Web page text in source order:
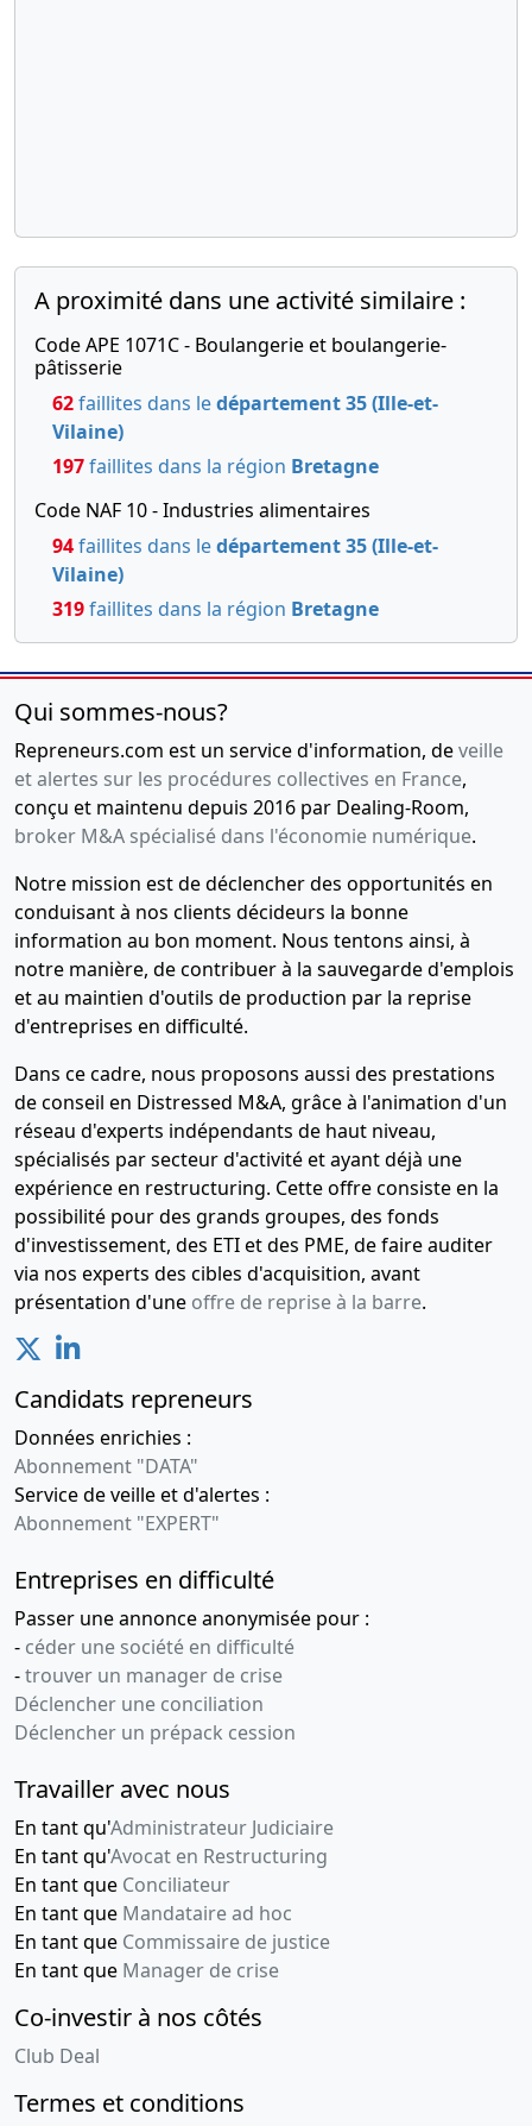
A proximité dans une activité similaire :
Code APE 1071C - Boulangerie et boulangerie-
pâtisserie
62faillites dans ledépartement 35 (Ille-et-
Vilaine)
197faillites dans la région Bretagne
Code NAF 10 - Industries alimentaires
94faillites dans ledépartement 35 (Ille-et-
Vilaine)
319faillites dans la région Bretagne
Qui sommes-nous?
Repreneurs.com est un service d'information, deveille
et alertes sur les procédures collectives en France,
conçu et maintenu depuis 2016 par Dealing-Room,
broker M&A spécialisé dans l'économie numérique.
Notre mission est de déclencher des opportunités en
conduisant à nos clients décideurs la bonne
information au bon moment. Nous tentons ainsi, à
notre manière, de contribuer à la sauvegarde d'emplois
et au maintien d'outils de production par la reprise
d'entreprises en difficulté.
Dans ce cadre, nous proposons aussi des prestations
de conseil en Distressed M&A, grâce à l'animation d'un
réseau d'experts indépendants de haut niveau,
spécialisés par secteur d'activité et ayant déjà une
expérience en restructuring. Cette offre consiste en la
possibilité pour des grands groupes, des fonds
d'investissement, des ETI et des PME, de faire auditer
via nos experts des cibles d'acquisition, avant
présentation d'une offre de reprise à la barre.
Candidats repreneurs
Données enrichies :
Abonnement "DATA"
Service de veille et d'alertes :
Abonnement "EXPERT"
Entreprises en difficulté
Passer une annonce anonymisée pour :
- céder une société en difficulté
-trouver un manager de crise
Déclencher une conciliation
Déclencher un prépack cession
Travailler avec nous
En tant qu'Administrateur Judiciaire
En tant qu'Avocat en Restructuring
En tant que Conciliateur
En tant que Mandataire ad hoc
En tant que Commissaire de justice
En tant que Manager de crise
Co-investir à nos côtés
Club Deal
Termes et conditions